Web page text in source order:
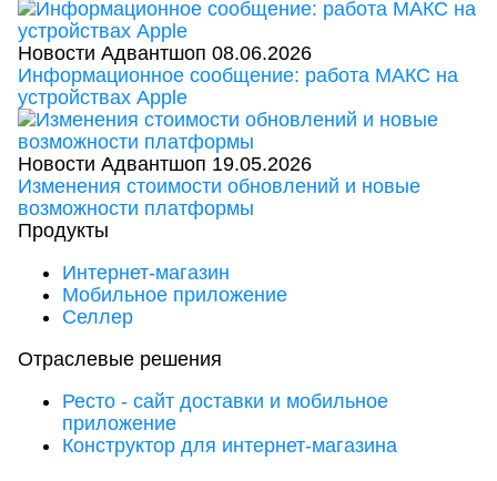
Новости Адвантшоп 08.06.2026
Информационное сообщение: работа МАКС на
устройствах Apple
Новости Адвантшоп 19.05.2026
Изменения стоимости обновлений и новые
возможности платформы
Продукты
Интернет-магазин
Мобильное приложение
Селлер
Отраслевые решения
Ресто - сайт доставки и мобильное
приложение
Конструктор для интернет-магазина